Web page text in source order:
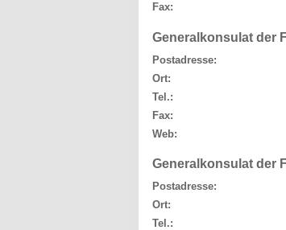
Fax:
Generalkonsulat der
Postadresse:
Ort:
Tel.:
Fax:
Web:
Generalkonsulat der
Postadresse:
Ort:
Tel.: